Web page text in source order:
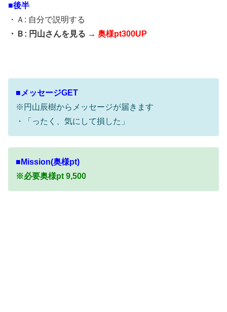
■後半
・Ａ: 自分で説明する
・Ｂ: 円山さんを見る → 奥様pt300UP
■メッセージGET
※円山辰樹からメッセージが届きます
・「ったく、気にして損した」
■Mission(奥様pt)
※必要奥様pt 9,500